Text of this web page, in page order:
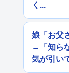
く...
娘「お父
→「知ら
気が引い